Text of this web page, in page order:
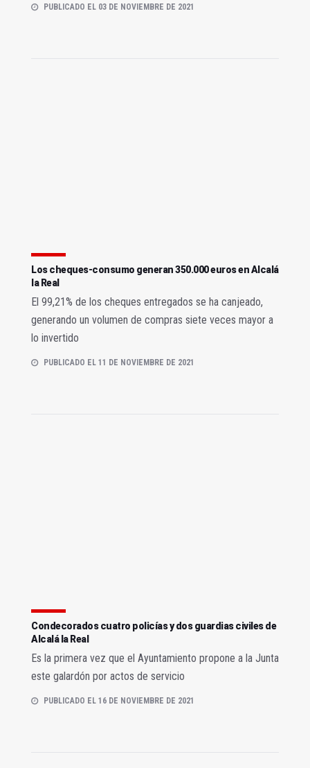
PUBLICADO EL 03 DE NOVIEMBRE DE 2021
Los cheques-consumo generan 350.000 euros en Alcalá
la Real
El 99,21% de los cheques entregados se ha canjeado,
generando un volumen de compras siete veces mayor a
lo invertido
PUBLICADO EL 11 DE NOVIEMBRE DE 2021
Condecorados cuatro policías y dos guardias civiles de
Alcalá la Real
Es la primera vez que el Ayuntamiento propone a la Junta
este galardón por actos de servicio
PUBLICADO EL 16 DE NOVIEMBRE DE 2021